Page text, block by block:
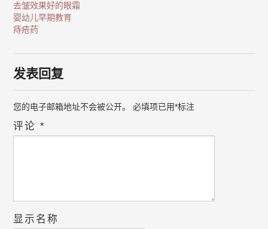
去皱效果好的眼霜
婴幼儿早期教育
痔疮药
发表回复
您的电子邮箱地址不会被公开。 必填项已用*标注
评论*
显示名称